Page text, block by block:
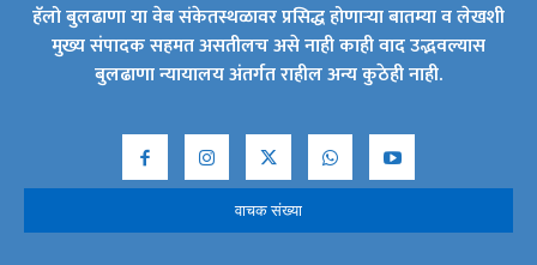
हॅलो बुलढाणा या वेब संकेतस्थळावर प्रसिद्ध होणाऱ्या बातम्या व लेखशी
मुख्य संपादक सहमत असतीलच असे नाही काही वाद उद्भवल्यास
बुलढाणा न्यायालय अंतर्गत राहील अन्य कुठेही नाही.
वाचक संख्या